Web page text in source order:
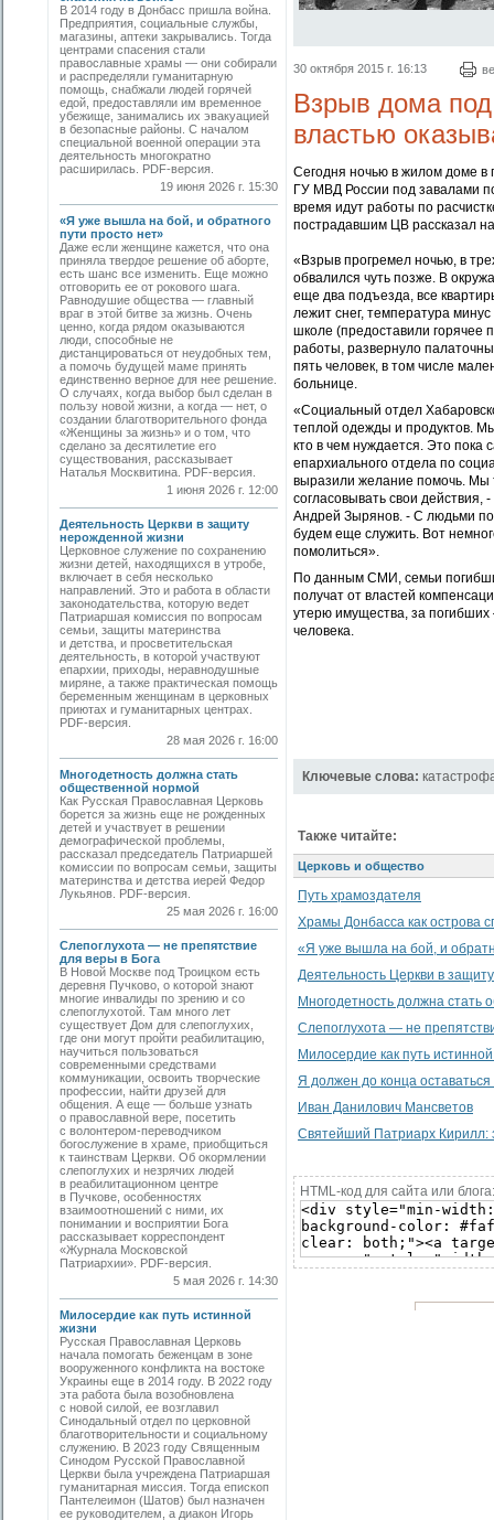
В 2014 году в Донбасс пришла война.
Предприятия, социальные службы,
магазины, аптеки закрывались. Тогда
центрами спасения стали
православные храмы — они собирали
и распределяли гуманитарную
помощь, снабжали людей горячей
едой, предоставляли им временное
убежище, занимались их эвакуацией
в безопасные районы. С началом
специальной военной операции эта
деятельность многократно
расширилась. PDF-версия.
19 июня 2026 г. 15:30
«Я уже вышла на бой, и обратного
пути просто нет»
Даже если женщине кажется, что она
приняла твердое решение об аборте,
есть шанс все изменить. Еще можно
отговорить ее от рокового шага.
Равнодушие общества — главный
враг в этой битве за жизнь. Очень
ценно, когда рядом оказываются
люди, способные не
дистанцироваться от неудобных тем,
а помочь будущей маме принять
единственно верное для нее решение.
О случаях, когда выбор был сделан в
пользу новой жизни, а когда — нет, о
создании благотворительного фонда
«Женщины за жизнь» и о том, что
сделано за десятилетие его
существования, рассказывает
Наталья Москвитина. PDF-версия.
1 июня 2026 г. 12:00
Деятельность Церкви в защиту
нерожденной жизни
Церковное служение по сохранению
жизни детей, находящихся в утробе,
включает в себя несколько
направлений. Это и работа в области
законодательства, которую ведет
Патриаршая комиссия по вопросам
семьи, защиты материнства
и детства, и просветительская
деятельность, в которой участвуют
епархии, приходы, неравнодушные
миряне, а также практическая помощь
беременным женщинам в церковных
приютах и гуманитарных центрах.
PDF-версия.
28 мая 2026 г. 16:00
Многодетность должна стать
общественной нормой
Как Русская Православная Церковь
борется за жизнь еще не рожденных
детей и участвует в решении
демографической проблемы,
рассказал председатель Патриаршей
комиссии по вопросам семьи, защиты
материнства и детства иерей Федор
Лукьянов. PDF-версия.
25 мая 2026 г. 16:00
Слепоглухота — не препятствие
для веры в Бога
В Новой Москве под Троицком есть
деревня Пучково, о которой знают
многие инвалиды по зрению и со
слепоглухотой. Там много лет
существует Дом для слепоглухих,
где они могут пройти реабилитацию,
научиться пользоваться
современными средствами
коммуникации, освоить творческие
профессии, найти друзей для
общения. А еще — больше узнать
о православной вере, посетить
с волонтером-переводчиком
богослужение в храме, приобщиться
к таинствам Церкви. Об окормлении
слепоглухих и незрячих людей
в реабилитационном центре
в Пучкове, особенностях
взаимоотношений с ними, их
понимании и восприятии Бога
рассказывает корреспондент
«Журнала Московской
Патриархии». PDF-версия.
5 мая 2026 г. 14:30
Милосердие как путь истинной
жизни
Русская Православная Церковь
начала помогать беженцам в зоне
вооруженного конфликта на востоке
Украины еще в 2014 году. В 2022 году
эта работа была возобновлена
с новой силой, ее возглавил
Синодальный отдел по церковной
благотворительности и социальному
служению. В 2023 году Священным
Синодом Русской Православной
Церкви была учреждена Патриаршая
гуманитарная миссия. Тогда епископ
Пантелеимон (Шатов) был назначен
ее руководителем, а диакон Игорь
30 октября 2015 г. 16:13
Взрыв дома
властью
Сегодня ночью в жилом доме в
ГУ МВД России под завалами
время идут работы по
пострадавшим ЦВ рассказал
«Взрыв прогремел ночью, в
обвалился чуть позже. В
еще два подъезда, все
лежит снег, температура
школе (предоставили горячее
работы, развернуло
пять человек, в том числе
больнице.
«Социальный отдел
теплой одежды и продуктов.
кто в чем нуждается. Это пока
епархиального отдела по
выразили желание помочь. Мы
согласовывать свои действия,
Андрей Зырянов. - С людьми
будем еще служить. Вот
помолиться».
По данным СМИ, семьи
получат от властей
утерю имущества, за погибших
человека.
Ключевые слова:
Также читайте:
Церковь и общество
Путь храмоздателя
Храмы Донбасса как острова
«Я уже вышла на бой, и
Деятельность Церкви в
Многодетность должна стать
Слепоглухота — не
Милосердие как путь
Я должен до конца оставаться
Иван Данилович Мансветов
Святейший Патриарх Кирилл:
HTML-код для сайта или блога: